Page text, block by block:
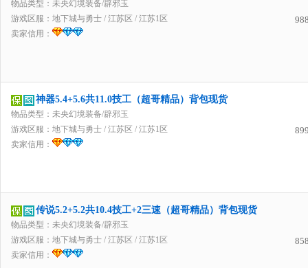
物品类型：未央幻境装备/辟邪玉
游戏区服： 地下城与勇士 / 江苏区 / 江苏1区
卖家信用：
神器5.4+5.6共11.0技工（超哥精品）背包现货
物品类型：未央幻境装备/辟邪玉
游戏区服： 地下城与勇士 / 江苏区 / 江苏1区
卖家信用：
传说5.2+5.2共10.4技工+2三速（超哥精品）背包现货
物品类型：未央幻境装备/辟邪玉
游戏区服： 地下城与勇士 / 江苏区 / 江苏1区
卖家信用：